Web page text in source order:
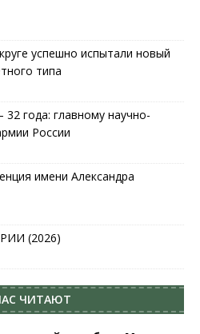
успешно испытали новый
типа
года: главному научно-
России
имени Александра
(2026)
ЧИТАЮТ